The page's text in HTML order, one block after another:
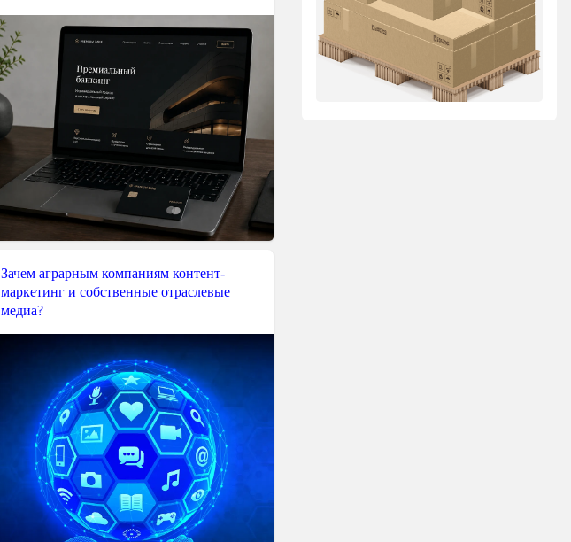
Зачем аграрным компаниям контент-
маркетинг и собственные отраслевые
медиа?